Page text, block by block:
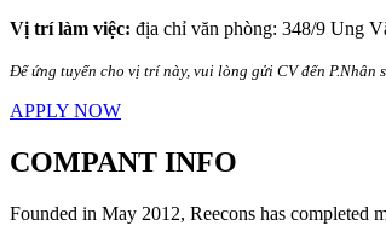
Vị trí làm việc: địa chỉ văn phòng: 348/9 Ung
Để ứng tuyển cho vị trí này, vui lòng gửi CV đến P.Nhân
APPLY NOW
COMPANT INFO
Founded in May 2012, Reecons has completed